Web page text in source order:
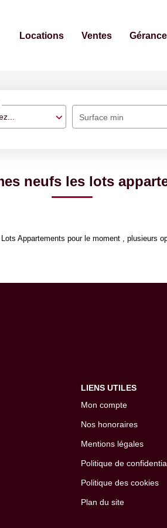
Locations Ventes Gérance
Surface min
neufs les lots
Appartements pour le moment , plusieurs
LIENS UTILES
Mon compte
Nos honoraires
Mentions légales
Politique de
Politique des cookies
Plan du site